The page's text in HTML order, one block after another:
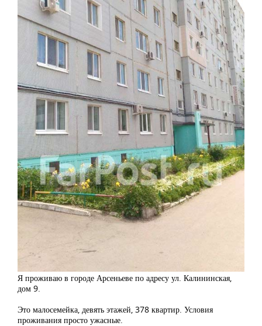
Я проживаю в городе Арсеньеве по адресу ул. Калининская,
дом 9.
Это малосемейка, девять этажей, 378 квартир. Условия
проживания просто ужасные.